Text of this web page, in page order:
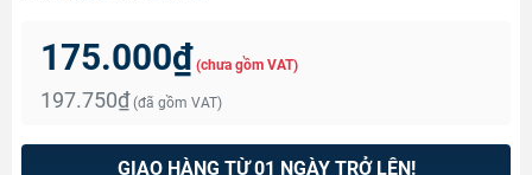
175.000₫ (chưa gồm VAT)
197.750₫ (đã gồm VAT)
GIAO HÀNG TỪ 01 NGÀY TRỞ LÊN!